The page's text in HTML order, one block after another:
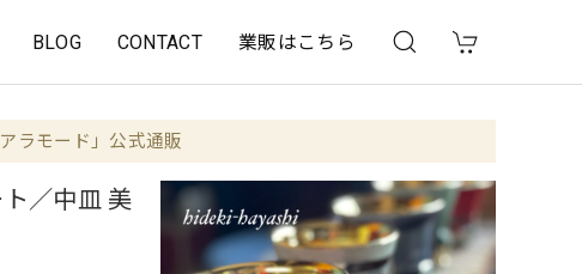
BLOG CONTACT 業販はこちら
ラモード」公式通販
／中皿 美